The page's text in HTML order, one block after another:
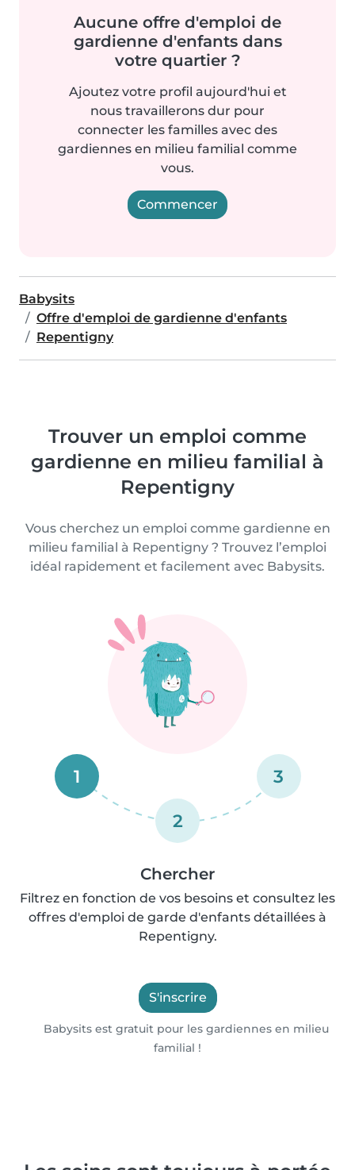
Aucune offre d'emploi de
gardienne d'enfants dans
votre quartier ?
Ajoutez votre profil aujourd'hui et
nous travaillerons dur pour
connecter les familles avec des
gardiennes en milieu familial comme
vous.
Commencer
Babysits
Offre d'emploi de gardienne d'enfants
Repentigny
Trouver un emploi comme
gardienne en milieu familial à
Repentigny
Vous cherchez un emploi comme gardienne en
milieu familial à Repentigny ? Trouvez l’emploi
idéal rapidement et facilement avec Babysits.
1
2
3
Chercher
Filtrez en fonction de vos besoins et consultez les
offres d'emploi de garde d'enfants détaillées à
Repentigny.
S'inscrire
Babysits est gratuit pour les gardiennes en milieu
familial !